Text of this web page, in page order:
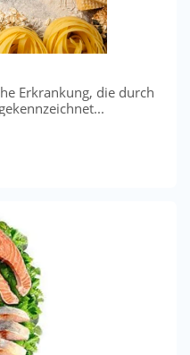
Erkrankung, die durch